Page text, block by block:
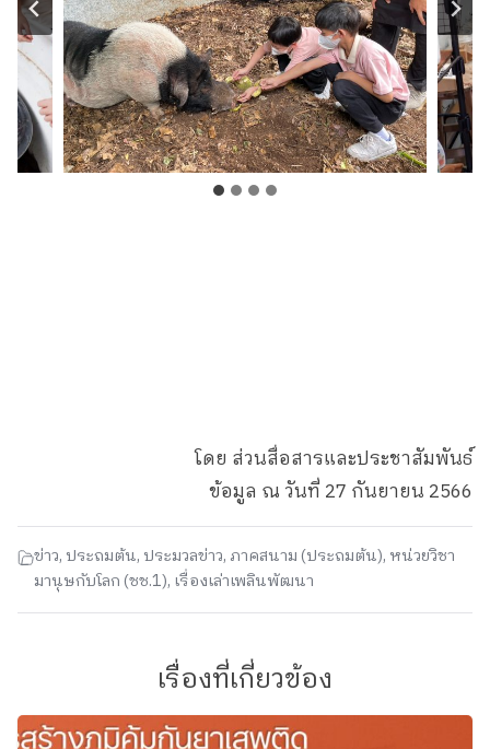
โดย ส่วนสื่อสารและประชาสัมพันธ์
ข้อมูล ณ วันที่ 27 กันยายน 2566
ข่าว, ประถมต้น, ประมวลข่าว, ภาคสนาม (ประถมต้น), หน่วยวิชา
มานุษกับโลก (ชช.1), เรื่องเล่าเพลินพัฒนา
เรื่องที่เกี่ยวข้อง